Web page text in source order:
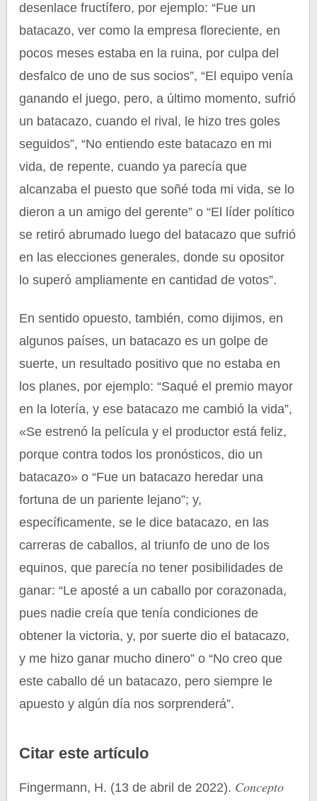
desenlace fructífero, por ejemplo: “Fue un
batacazo, ver como la empresa floreciente, en
pocos meses estaba en la ruina, por culpa del
desfalco de uno de sus socios”, “El equipo venía
ganando el juego, pero, a último momento, sufrió
un batacazo, cuando el rival, le hizo tres goles
seguidos”, “No entiendo este batacazo en mi
vida, de repente, cuando ya parecía que
alcanzaba el puesto que soñé toda mi vida, se lo
dieron a un amigo del gerente” o “El líder político
se retiró abrumado luego del batacazo que sufrió
en las elecciones generales, donde su opositor
lo superó ampliamente en cantidad de votos”.
En sentido opuesto, también, como dijimos, en
algunos países, un batacazo es un golpe de
suerte, un resultado positivo que no estaba en
los planes, por ejemplo: “Saqué el premio mayor
en la lotería, y ese batacazo me cambió la vida”,
«Se estrenó la película y el productor está feliz,
porque contra todos los pronósticos, dio un
batacazo» o “Fue un batacazo heredar una
fortuna de un pariente lejano”; y,
específicamente, se le dice batacazo, en las
carreras de caballos, al triunfo de uno de los
equinos, que parecía no tener posibilidades de
ganar: “Le aposté a un caballo por corazonada,
pues nadie creía que tenía condiciones de
obtener la victoria, y, por suerte dio el batacazo,
y me hizo ganar mucho dinero” o “No creo que
este caballo dé un batacazo, pero siempre le
apuesto y algún día nos sorprenderá”.
Citar este artículo
Fingermann, H. (13 de abril de 2022). Concepto